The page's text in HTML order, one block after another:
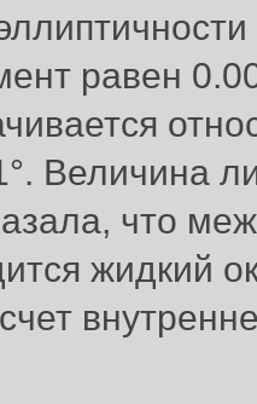
равен
Величина
что
жидкий